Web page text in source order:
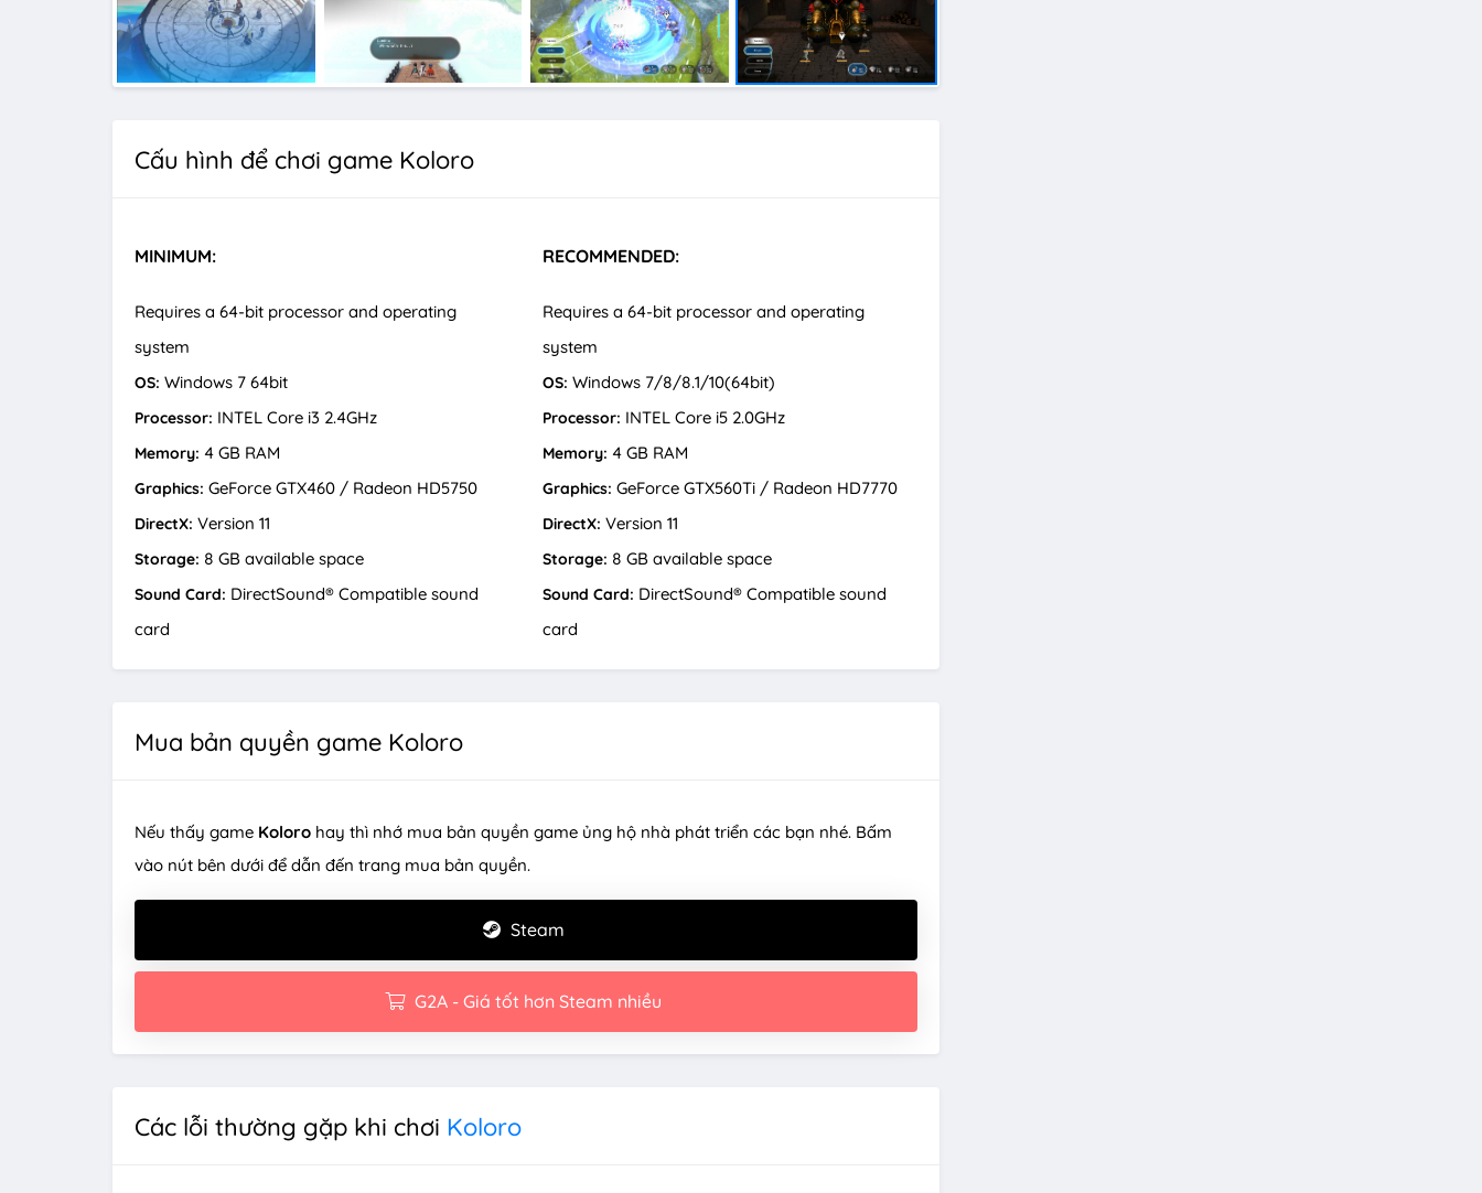
Cấu hình để chơi game Koloro
MINIMUM:
Requires a 64-bit processor and operating
system
OS: Windows 7 64bit
Processor: INTEL Core i3 2.4GHz
Memory: 4 GB RAM
Graphics: GeForce GTX460 / Radeon HD5750
DirectX: Version 11
Storage: 8 GB available space
Sound Card: DirectSound® Compatible sound
card
RECOMMENDED:
Requires a 64-bit processor and operating
system
OS: Windows 7/8/8.1/10(64bit)
Processor: INTEL Core i5 2.0GHz
Memory: 4 GB RAM
Graphics: GeForce GTX560Ti / Radeon HD7770
DirectX: Version 11
Storage: 8 GB available space
Sound Card: DirectSound® Compatible sound
card
Mua bản quyền game Koloro
Nếu thấy game Koloro hay thì nhớ mua bản quyền game ủng hộ nhà phát triển các bạn nhé. Bấm
vào nút bên dưới để dẫn đến trang mua bản quyền.
Steam
G2A - Giá tốt hơn Steam nhiều
Các lỗi thường gặp khi chơi Koloro